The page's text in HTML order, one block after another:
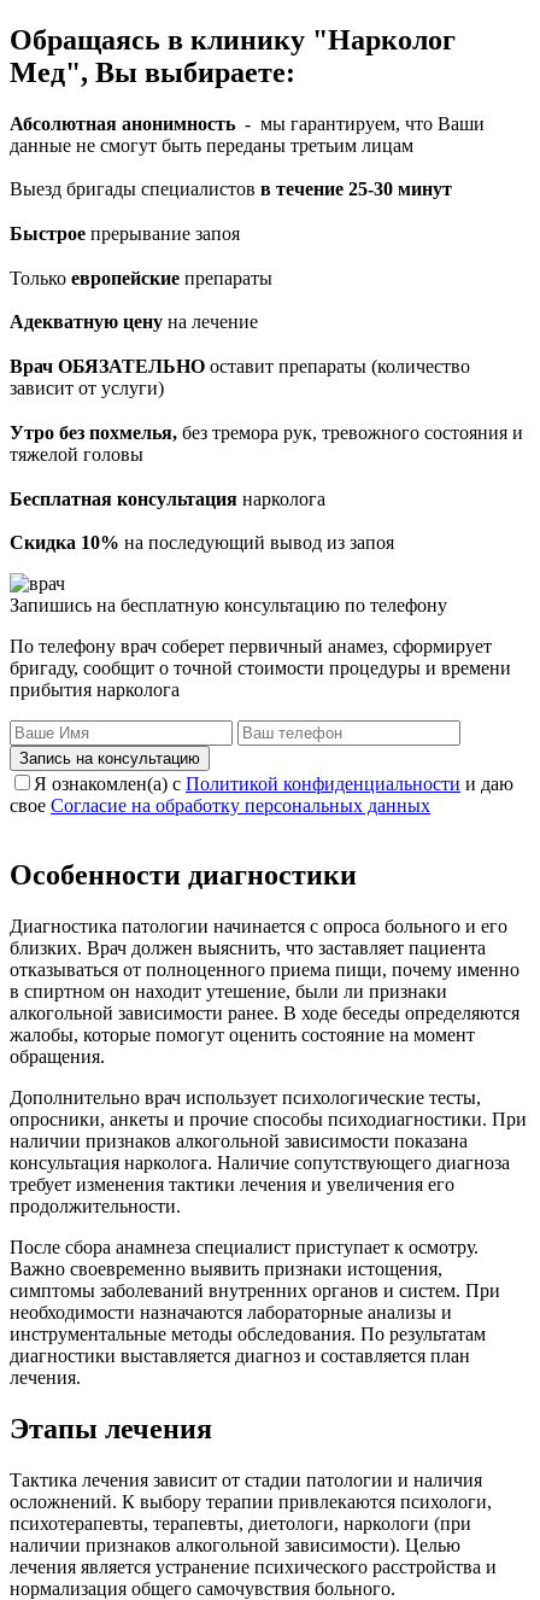
Обращаясь в клинику "Нарколог
Мед", Вы выбираете:
Абсолютная анонимность - мы гарантируем, что Ваши
данные не смогут быть переданы третьим лицам
Выезд бригады специалистов в течение 25-30 минут
Быстрое прерывание запоя
Только европейские препараты
Адекватную цену на лечение
Врач ОБЯЗАТЕЛЬНО оставит препараты (количество
зависит от услуги)
Утро без похмелья, без тремора рук, тревожного состояния и
тяжелой головы
Бесплатная консультация нарколога
Скидка 10% на последующий вывод из запоя
Запишись на бесплатную консультацию по телефону
По телефону врач соберет первичный анамез, сформирует
бригаду, сообщит о точной стоимости процедуры и времени
прибытия нарколога
Запись на консультацию
Я ознакомлен(а) с Политикой конфиденциальности и даю
свое Согласие на обработку персональных данных
Особенности диагностики
Диагностика патологии начинается с опроса больного и его
близких. Врач должен выяснить, что заставляет пациента
отказываться от полноценного приема пищи, почему именно
в спиртном он находит утешение, были ли признаки
алкогольной зависимости ранее. В ходе беседы определяются
жалобы, которые помогут оценить состояние на момент
обращения.
Дополнительно врач использует психологические тесты,
опросники, анкеты и прочие способы психодиагностики. При
наличии признаков алкогольной зависимости показана
консультация нарколога. Наличие сопутствующего диагноза
требует изменения тактики лечения и увеличения его
продолжительности.
После сбора анамнеза специалист приступает к осмотру.
Важно своевременно выявить признаки истощения,
симптомы заболеваний внутренних органов и систем. При
необходимости назначаются лабораторные анализы и
инструментальные методы обследования. По результатам
диагностики выставляется диагноз и составляется план
лечения.
Этапы лечения
Тактика лечения зависит от стадии патологии и наличия
осложнений. К выбору терапии привлекаются психологи,
психотерапевты, терапевты, диетологи, наркологи (при
наличии признаков алкогольной зависимости). Целью
лечения является устранение психического расстройства и
нормализация общего самочувствия больного.